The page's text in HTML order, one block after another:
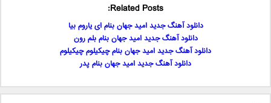
Related Posts:
دانلود آهنگ جدید امید جهان بنام ای یاروم بیا
دانلود آهنگ جدید امید جهان بنام بلم رون
دانلود آهنگ جدید امید جهان بنام چیکیلوم چیکیلوم
دانلود آهنگ جدید امید جهان بنام پدر